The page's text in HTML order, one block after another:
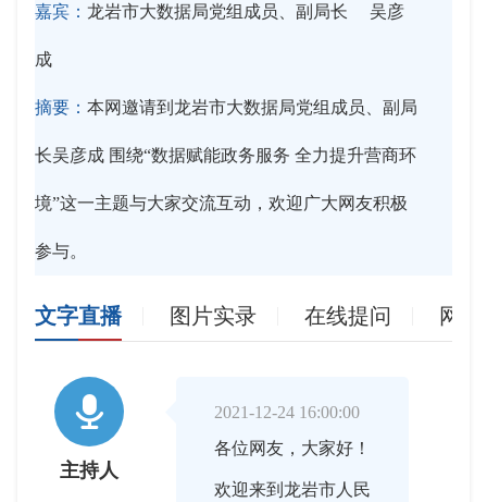
嘉宾： 龙岩市大数据局党组成员、副局长 吴彦
成
摘要： 本网邀请到龙岩市大数据局党组成员、副局
长吴彦成 围绕“数据赋能政务服务 全力提升营商环
境”这一主题与大家交流互动，欢迎广大网友积极
参与。
文字直播 图片实录 在线提问 网

主持人
2021-12-24 16:00:00
各位网友，大家好！
欢迎来到龙岩市人民